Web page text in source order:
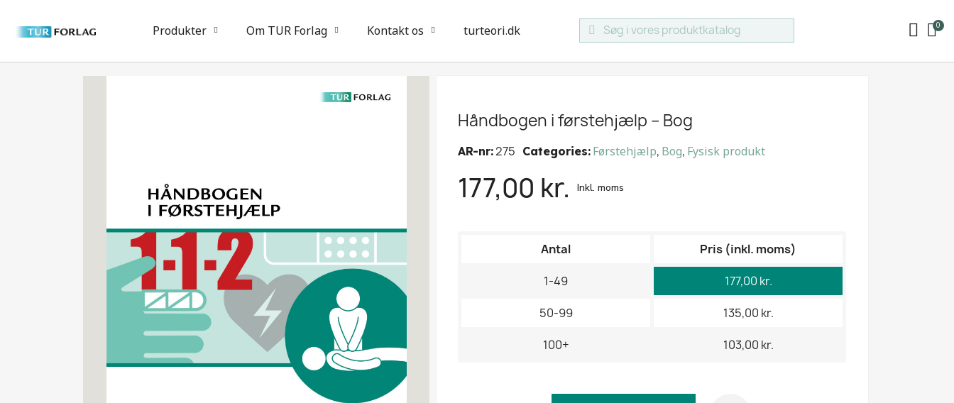
Produkter Om TUR Forlag Kontakt os turteori.dk
Håndbogen i førstehjælp – Bog
AR-nr 275 Categories Førstehjælp, Bog, Fysisk produkt
177,00 kr. Inkl. moms
Antal Pris (inkl. moms)
1-49 177,00 kr.
50-99 135,00 kr.
100+ 103,00 kr.